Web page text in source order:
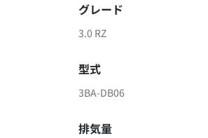
グレード
3.0 RZ
型式
3BA-DB06
排気量